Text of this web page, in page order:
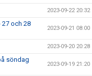
2023-09-22 20:32
27 och 28
2023-09-21 08:00
2023-09-20 20:28
söndag
2023-09-19 21:20